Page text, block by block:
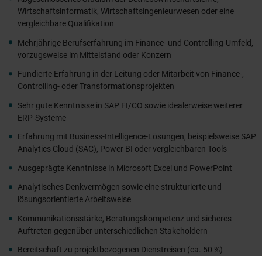
Wirtschaftsinformatik, Wirtschaftsingenieurwesen oder eine
vergleichbare Qualifikation
Mehrjährige Berufserfahrung im Finance- und Controlling-Umfeld,
vorzugsweise im Mittelstand oder Konzern
Fundierte Erfahrung in der Leitung oder Mitarbeit von Finance-,
Controlling- oder Transformationsprojekten
Sehr gute Kenntnisse in SAP FI/CO sowie idealerweise weiterer
ERP-Systeme
Erfahrung mit Business-Intelligence-Lösungen, beispielsweise SAP
Analytics Cloud (SAC), Power BI oder vergleichbaren Tools
Ausgeprägte Kenntnisse in Microsoft Excel und PowerPoint
Analytisches Denkvermögen sowie eine strukturierte und
lösungsorientierte Arbeitsweise
Kommunikationsstärke, Beratungskompetenz und sicheres
Auftreten gegenüber unterschiedlichen Stakeholdern
Bereitschaft zu projektbezogenen Dienstreisen (ca. 50 %)